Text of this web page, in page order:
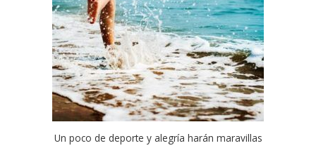
Un poco de deporte y alegría harán maravillas